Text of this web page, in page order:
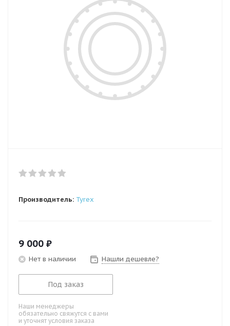
Производитель: Tyrex
9 000 ₽
Нет в наличии Нашли дешевле?
Под заказ
Наши менеджеры
обязательно свяжутся с вами
и уточнят условия заказа